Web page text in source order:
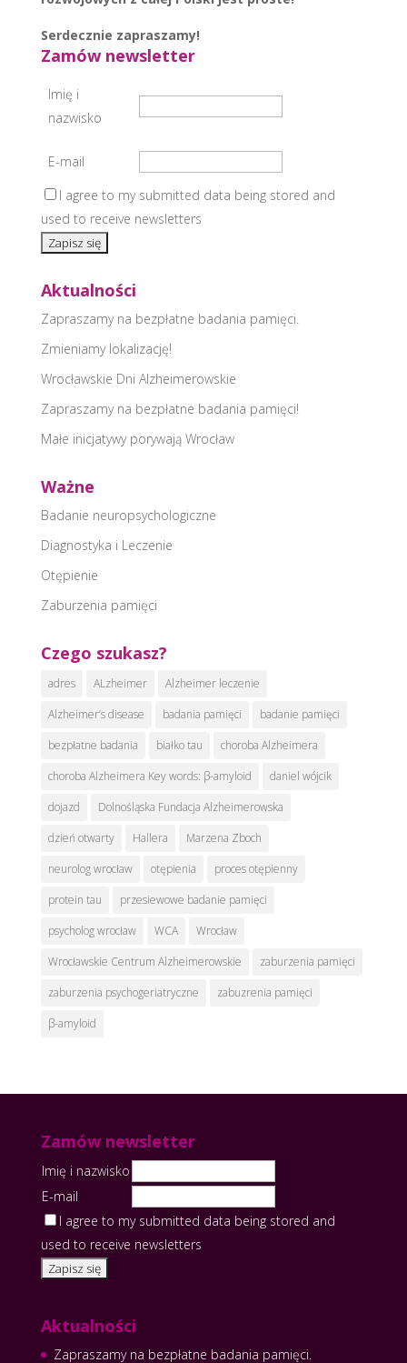
Serdecznie zapraszamy!
Zamów newsletter
Imię i
nazwisko
E-mail
I agree to my submitted data being stored and
used to receive newsletters
Aktualności
Zapraszamy na bezpłatne badania pamięci.
Zmieniamy lokalizację!
Wrocławskie Dni Alzheimerowskie
Zapraszamy na bezpłatne badania pamięci!
Małe inicjatywy porywają Wrocław
Ważne
Badanie neuropsychologiczne
Diagnostyka i Leczenie
Otępienie
Zaburzenia pamięci
Czego szukasz?
adres ALzheimer
Alzheimer leczenie
Alzheimer’s disease
badania pamięci
badanie pamięci
bezpłatne badania
białko tau
choroba Alzheimera
choroba Alzheimera Key words: β-amyloid
daniel wójcik
dojazd
Dolnośląska Fundacja Alzheimerowska
dzień otwarty
Hallera
Marzena Zboch
neurolog wrocław
otępienia
proces otępienny
protein tau
przesiewowe badanie pamięci
psycholog wrocław
WCA
Wrocław
Wrocławskie Centrum Alzheimerowskie
zaburzenia pamięci
zaburzenia psychogeriatryczne
zabuzrenia pamięci
β-amyloid
Zamów newsletter
Imię i nazwisko
E-mail
I agree to my submitted data being stored and
used to receive newsletters
Aktualności
Zapraszamy na bezpłatne badania pamięci.